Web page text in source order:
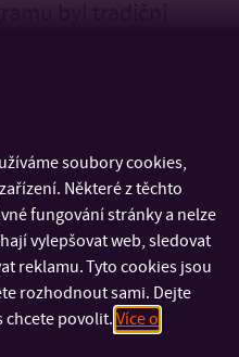
běh na 5 km.
a gratulujeme k
soubory cookies,
Některé z těchto
fungování stránky a nelze
vylepšovat web, sledovat
reklamu. Tyto cookies jsou
rozhodnout sami. Dejte
chcete povolit. Více o